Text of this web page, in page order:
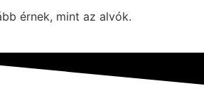
érnek, mint az alvók.